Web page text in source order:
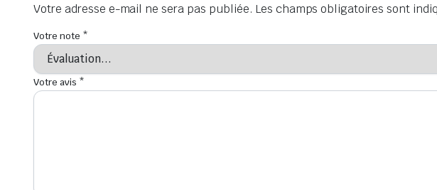
Votre adresse e-mail ne sera pas publiée. Les champs obligatoires sont
Votre note *
Votre avis *